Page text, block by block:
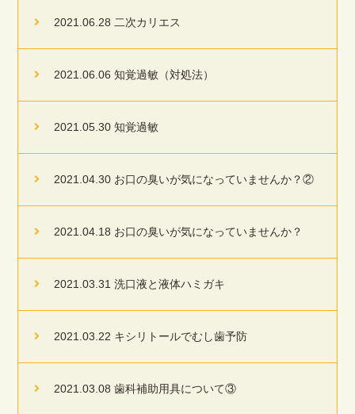
2021.06.28 二次カリエス
2021.06.06 知覚過敏（対処法）
2021.05.30 知覚過敏
2021.04.30 お口の臭いが気になっていませんか？②
2021.04.18 お口の臭いが気になっていませんか？
2021.03.31 洗口液と液体ハミガキ
2021.03.22 キシリトールでむし歯予防
2021.03.08 歯科補助用具について③